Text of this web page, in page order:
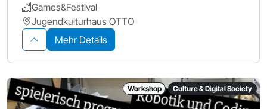
Games&Festival
Jugendkulturhaus OTTO
Mehr Details
Workshop Culture & Digital Society